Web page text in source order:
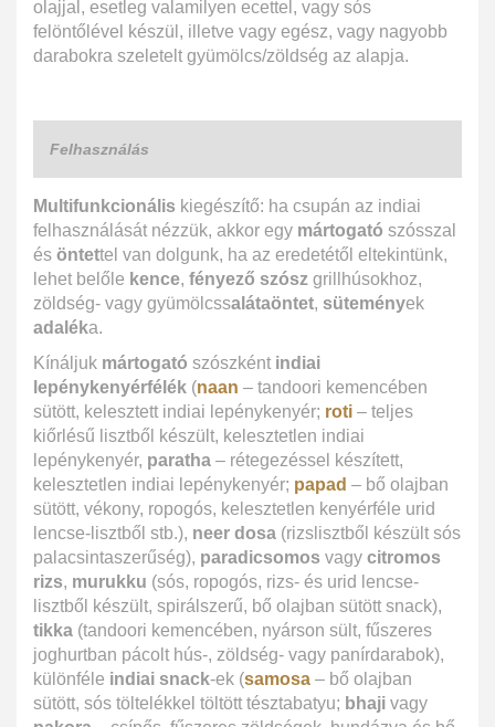
olajjal, esetleg valamilyen ecettel, vagy sós
felöntőlével készül, illetve vagy egész, vagy nagyobb
darabokra szeletelt gyümölcs/zöldség az alapja.
Felhasználás
Multifunkcionális kiegészítő: ha csupán az indiai
felhasználását nézzük, akkor egy mártogató szósszal
és öntettel van dolgunk, ha az eredetétől eltekintünk,
lehet belőle kence, fényező szósz grillhúsokhoz,
zöldség- vagy gyümölcssalátaöntet, sütemények
adaléka.
Kínáljuk mártogató szószként indiai
lepénykenyérfélék (naan – tandoori kemencében
sütött, kelesztett indiai lepénykenyér; roti – teljes
kiőrlésű lisztből készült, kelesztetlen indiai
lepénykenyér, paratha – rétegezéssel készített,
kelesztetlen indiai lepénykenyér; papad – bő olajban
sütött, vékony, ropogós, kelesztetlen kenyérféle urid
lencse-lisztből stb.), neer dosa (rizslisztből készült sós
palacsintaszerűség), paradicsomos vagy citromos
rizs, murukku (sós, ropogós, rizs- és urid lencse-
lisztből készült, spirálszerű, bő olajban sütött snack),
tikka (tandoori kemencében, nyárson sült, fűszeres
joghurtban pácolt hús-, zöldség- vagy panírdarabok),
különféle indiai snack-ek (samosa – bő olajban
sütött, sós töltelékkel töltött tésztabatyu; bhaji vagy